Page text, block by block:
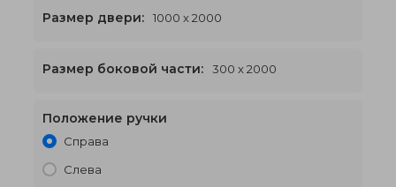
1600 x 2000€571
Размер двери: 1000 x 2000
Размер боковой части: 300 x 2000
Положение ручки
Справа
Слева